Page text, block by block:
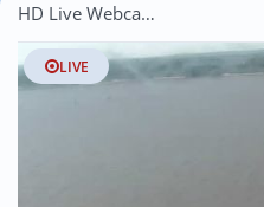
HD Live Webcams Neßstraße
LIVE